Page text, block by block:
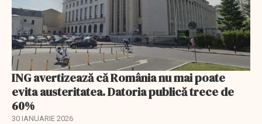
ING avertizează că România nu mai poate
evita austeritatea. Datoria publică trece de
60%
30 IANUARIE 2026